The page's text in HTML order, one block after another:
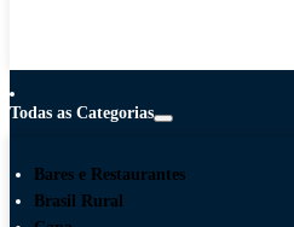
Todas as Categorias
Bares e Restaurantes
Brasil Rural